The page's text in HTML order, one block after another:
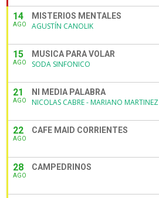
14
AGO
MISTERIOS MENTALES
AGUSTÍN CANOLIK
15
AGO
MUSICA PARA VOLAR
SODA SINFONICO
21
AGO
NI MEDIA PALABRA
NICOLAS CABRE - MARIANO MARTINEZ
22
AGO
CAFE MAID CORRIENTES
28
AGO
CAMPEDRINOS